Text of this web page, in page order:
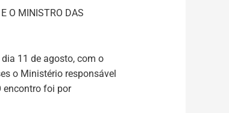
O MINISTRO DAS
11 de agosto, com o
o Ministério responsável
encontro foi por